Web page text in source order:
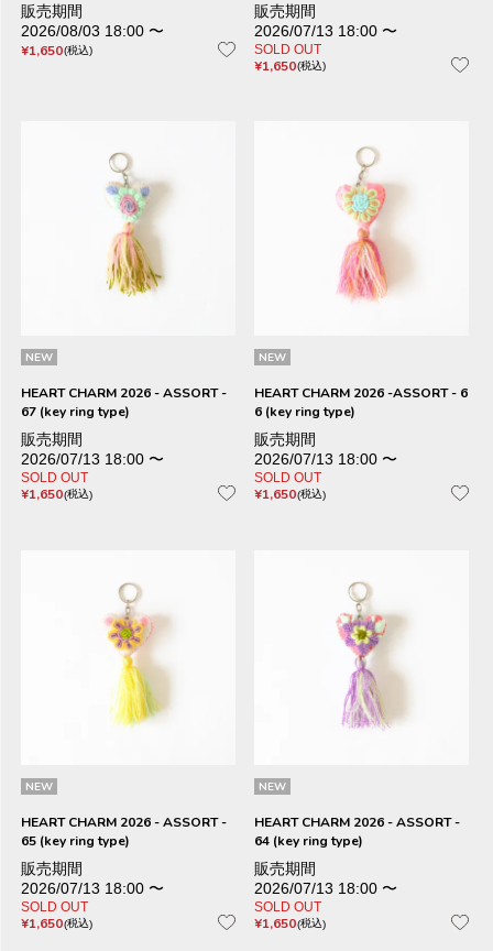
販売期間
2026/08/03 18:00 〜
¥1,650 税込
販売期間
2026/07/13 18:00 〜
SOLD OUT
¥1,650 税込
NEW
HEART CHARM 2026 - ASSORT -
67 (key ring type)
販売期間
2026/07/13 18:00 〜
SOLD OUT
¥1,650 税込
NEW
HEART CHARM 2026 -ASSORT - 6
6 (key ring type)
販売期間
2026/07/13 18:00 〜
SOLD OUT
¥1,650 税込
NEW
HEART CHARM 2026 - ASSORT -
65 (key ring type)
販売期間
2026/07/13 18:00 〜
SOLD OUT
¥1,650 税込
NEW
HEART CHARM 2026 - ASSORT -
64 (key ring type)
販売期間
2026/07/13 18:00 〜
SOLD OUT
¥1,650 税込